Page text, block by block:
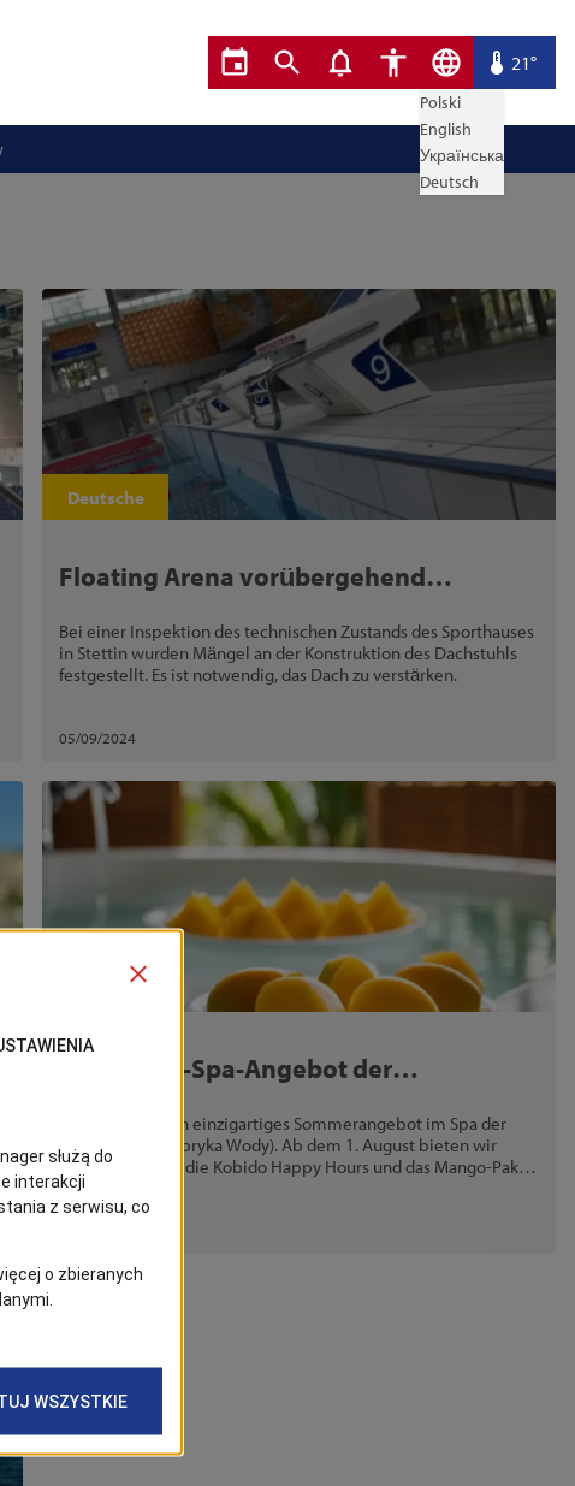
Polski
English
Українська
Deutsch
21°
Deutsche
Floating Arena vorübergehend
Bei einer Inspektion des technischen Zustands des Sporthauses
in Stettin wurden Mängel an der Konstruktion des Dachstuhls
festgestellt. Es ist notwendig, das Dach zu verstärken.
05/09/2024
Deutsche
Das Ferien-Spa-Angebot der
Genießen Sie ein einzigartiges Sommerangebot im Spa der
Wasserfabrik (Fabryka Wody). Ab dem 1. August bieten wir
unseren Kunden die Kobido Happy Hours und das Mango-Paket
an.